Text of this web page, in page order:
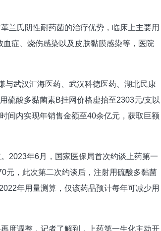
兰氏阴性耐药菌的治疗优势，临床上主要用
症、烧伤感染以及皮肤黏膜感染等，医院
与武汉汇海医药、武汉科德医药、湖北民康
硫酸多黏菌素B挂网价格虚抬至2303元/支以
间内实现年销售金额至40余亿元，获取巨额
2023年6月，国家医保局首次约谈上药第一
元，此次第二次约谈后，注射用硫酸多黏菌
年用量测算，仅该药品预计每年可减少用
度调整，记者了解到，上药第一生化主动开